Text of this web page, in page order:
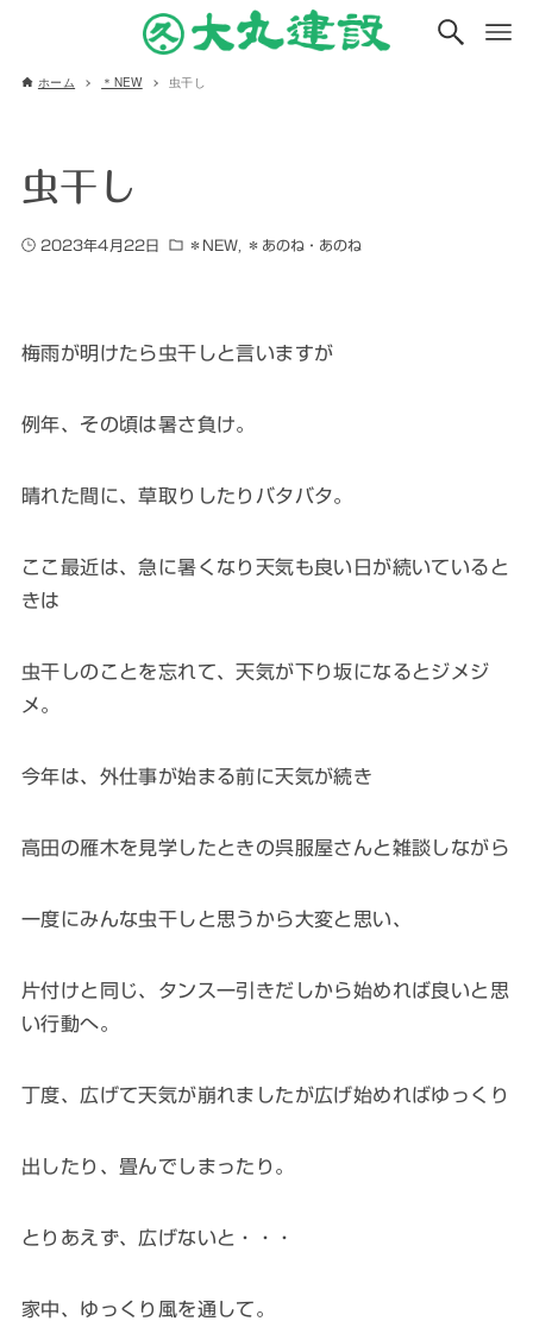
ホーム ＊NEW 虫干し
虫干し
2023年4月22日 ＊NEW ＊あのね・あのね
梅雨が明けたら虫干しと言いますが
例年、その頃は暑さ負け。
晴れた間に、草取りしたりバタバタ。
ここ最近は、急に暑くなり天気も良い日が続いていると
きは
虫干しのことを忘れて、天気が下り坂になるとジメジ
メ。
今年は、外仕事が始まる前に天気が続き
高田の雁木を見学したときの呉服屋さんと雑談しながら
一度にみんな虫干しと思うから大変と思い、
片付けと同じ、タンス一引きだしから始めれば良いと思
い行動へ。
丁度、広げて天気が崩れましたが広げ始めればゆっくり
出したり、畳んでしまったり。
とりあえず、広げないと・・・
家中、ゆっくり風を通して。